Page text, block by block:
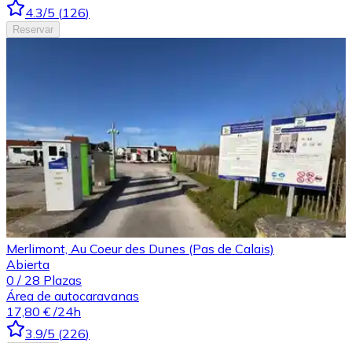
4.3/5 (126)
Reservar
Merlimont, Au Coeur des Dunes (Pas de Calais)
Abierta
0 / 28 Plazas
Área de autocaravanas
17,80 € /24h
3.9/5 (226)